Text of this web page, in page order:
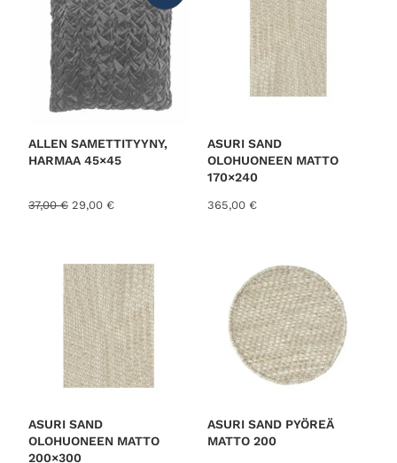
O
T
E
A
L
E
N
N
U
K
S
S
ALLEN SAMETTITYYNY,
HARMAA 45×45
37,00€ A
p
e
r
ä
i
n
e
n
i
n
t
29,00 €N
i
n
e
n
h
i
n
t
n
ASURI SAND
OLOHUONEEN MATTO
170×240
365,00 €
ASURI SAND
OLOHUONEEN MATTO
200×300
ASURI SAND PYÖREÄ
MATTO 200